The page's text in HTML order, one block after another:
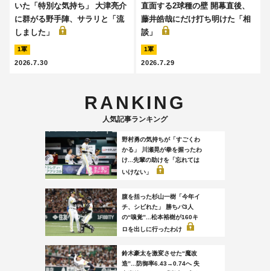
いた「特別な気持ち」 大津亮介
に群がる野手陣、サラリと「流
しました」
1軍
2026.7.30
直面する2球種の壁 開幕直後、
藤井皓哉にだけ打ち明けた「相
談」
1軍
2026.7.29
RANKING
人気記事ランキング
野村勇の気持ちが「すごくわ
かる」 川瀬晃が拳を握ったわ
け...先輩の助けを「忘れては
いけない」
腹を括った杉山一樹「今年イ
チ、シビれた」 勝ちパ3人
の“嗅覚”...松本裕樹が160キ
ロを出しに行ったわけ
鈴木豪太を激変させた“魔改
造”...防御率6.43→0.74へ 失